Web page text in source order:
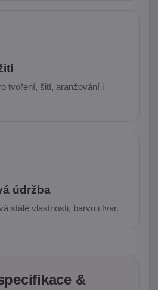
tvoření, šití, aranžování i
údržba
stálé vlastnosti, barvu i tvar.
&